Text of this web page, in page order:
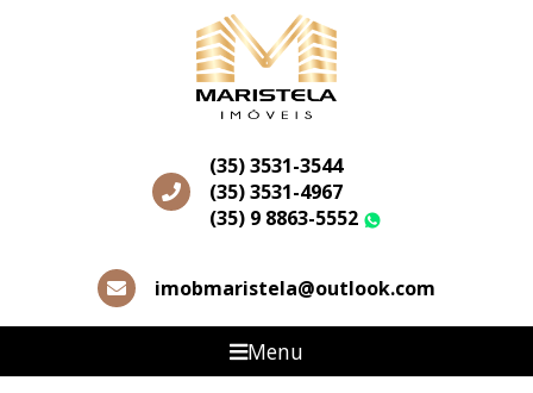
(35) 3531-3544
(35) 3531-4967
(35) 9 8863-5552
imobmaristela@outlook.com
Menu